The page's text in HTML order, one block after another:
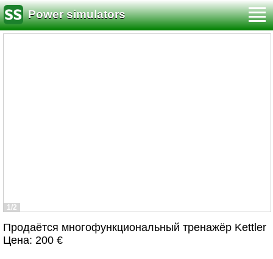
Power simulators
1/2
Продаётся многофункциональный тренажёр Kettler
Цена: 200 €